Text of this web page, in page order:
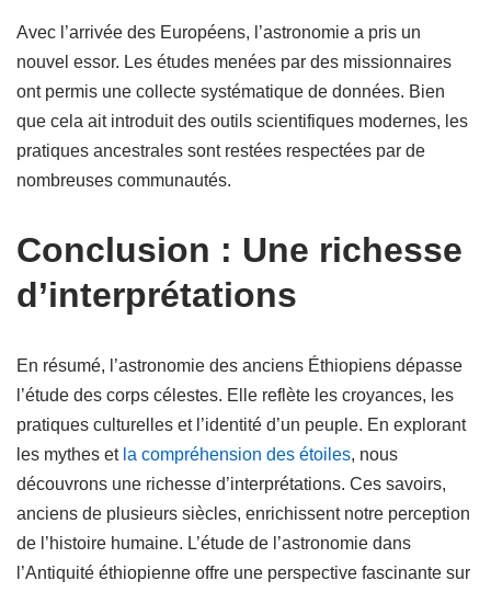
Avec l’arrivée des Européens, l’astronomie a pris un
nouvel essor. Les études menées par des missionnaires
ont permis une collecte systématique de données. Bien
que cela ait introduit des outils scientifiques modernes, les
pratiques ancestrales sont restées respectées par de
nombreuses communautés.
Conclusion : Une richesse
d’interprétations
En résumé, l’astronomie des anciens Éthiopiens dépasse
l’étude des corps célestes. Elle reflète les croyances, les
pratiques culturelles et l’identité d’un peuple. En explorant
les mythes et la compréhension des étoiles, nous
découvrons une richesse d’interprétations. Ces savoirs,
anciens de plusieurs siècles, enrichissent notre perception
de l’histoire humaine. L’étude de l’astronomie dans
l’Antiquité éthiopienne offre une perspective fascinante sur